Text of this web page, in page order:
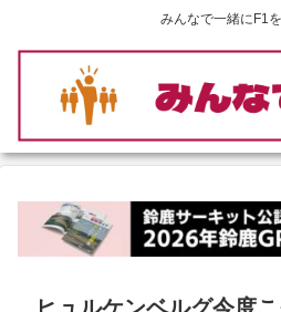
みんなで一緒にF1